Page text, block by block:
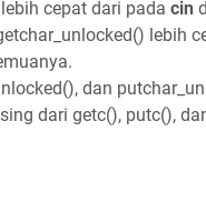
lebih cepat dari pada cin
lebih
dan
dari getc(), putc(),